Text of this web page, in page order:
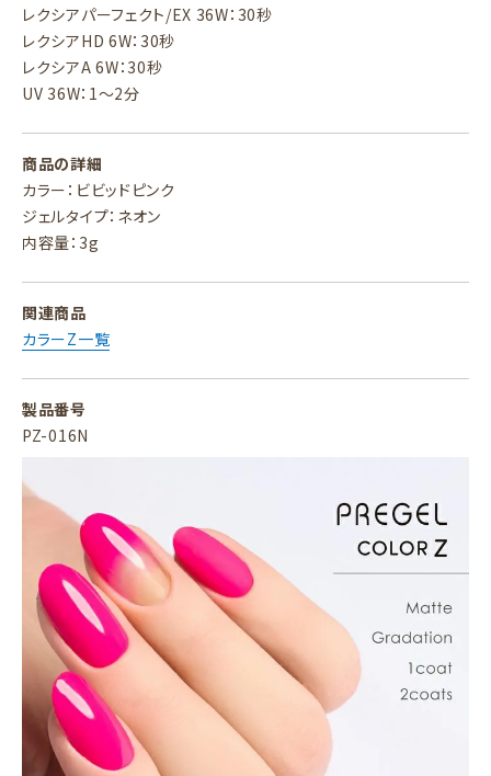
レクシアパーフェクト/EX 36W：30秒
レクシアHD 6W：30秒
レクシアA 6W：30秒
UV 36W：1～2分
商品の詳細
カラー：ビビッドピンク
ジェルタイプ：ネオン
内容量：3g
関連商品
カラーZ一覧
製品番号
PZ-016N